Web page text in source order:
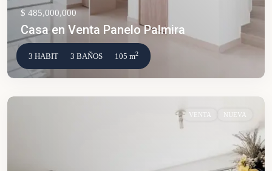
$ 485,000,000
Casa en Venta Panelo Palmira
3 HABIT 3 BAÑOS 105 m2
VENTA NUEVA